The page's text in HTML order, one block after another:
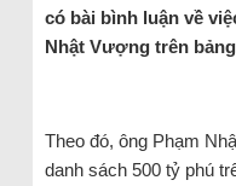
có bài bình luận về
Nhật Vượng trên
Theo đó, ông Phạm
danh sách 500 tỷ phú